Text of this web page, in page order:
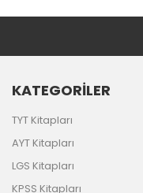
KATEGORİLER
TYT Kitapları
AYT Kitapları
LGS Kitapları
KPSS Kitapları